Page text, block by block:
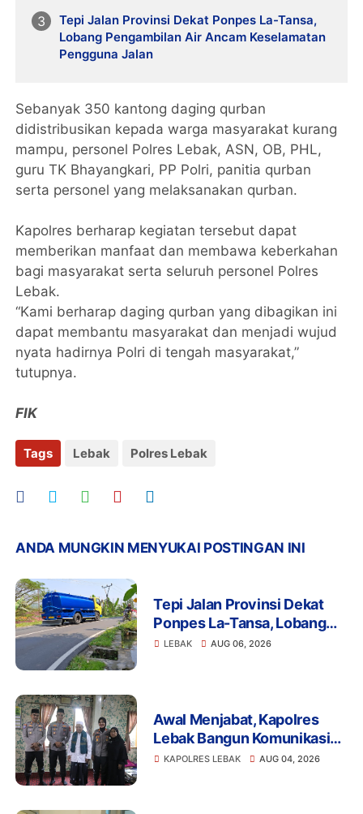
Tepi Jalan Provinsi Dekat Ponpes La-Tansa,
Lobang Pengambilan Air Ancam Keselamatan
Pengguna Jalan
Sebanyak 350 kantong daging qurban
didistribusikan kepada warga masyarakat kurang
mampu, personel Polres Lebak, ASN, OB, PHL,
guru TK Bhayangkari, PP Polri, panitia qurban
serta personel yang melaksanakan qurban.
Kapolres berharap kegiatan tersebut dapat
memberikan manfaat dan membawa keberkahan
bagi masyarakat serta seluruh personel Polres
Lebak.
“Kami berharap daging qurban yang dibagikan ini
dapat membantu masyarakat dan menjadi wujud
nyata hadirnya Polri di tengah masyarakat,”
tutupnya.
FIK
Tags Lebak Polres Lebak
ANDA MUNGKIN MENYUKAI POSTINGAN INI
Tepi Jalan Provinsi Dekat
Ponpes La-Tansa, Lobang
Pengambilan Air Ancam
LEBAK AUG 06, 2026
Awal Menjabat, Kapolres
Lebak Bangun Komunikasi
dengan Ulama demi
KAPOLRES LEBAK AUG 04, 2026